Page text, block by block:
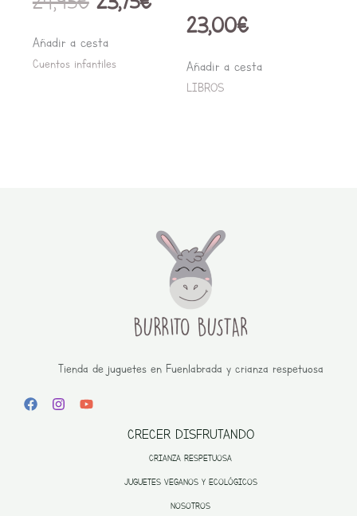
Añadir a cesta
Cuentos infantiles
23,00€
Añadir a cesta
LIBROS
Tienda de juguetes en Fuenlabrada y crianza respetuosa
CRECER DISFRUTANDO
CRIANZA RESPETUOSA
JUGUETES VEGANOS Y ECOLÓGICOS
NOSOTROS